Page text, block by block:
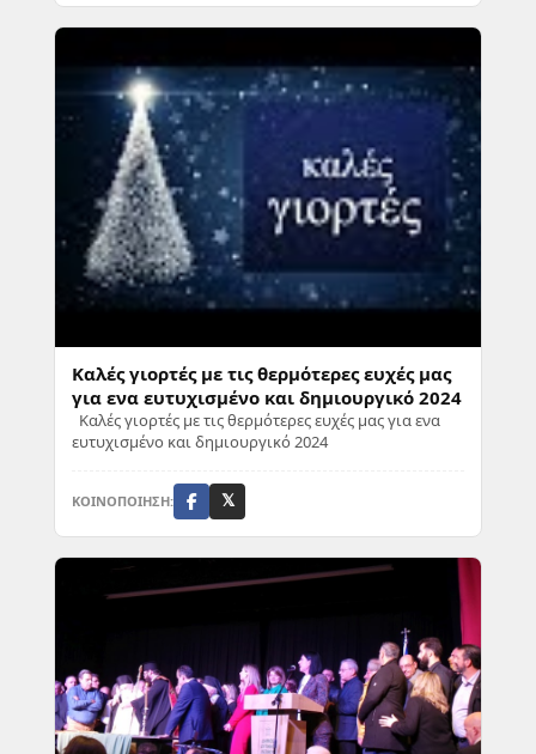
Καλές γιορτές με τις θερμότερες ευχές μας
για ενα ευτυχισμένο και δημιουργικό 2024
Καλές γιορτές με τις θερμότερες ευχές μας για ενα
ευτυχισμένο και δημιουργικό 2024
ΚΟΙΝΟΠΟΙΗΣΗ: 𝕏